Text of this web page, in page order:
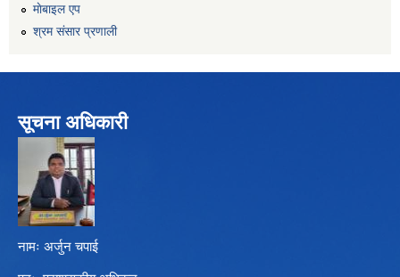
माेबाइल एप
श्रम संसार प्रणाली
सूचना अधिकारी
नामः अर्जुन चपाई